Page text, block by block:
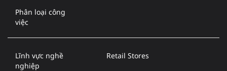
Phân loại công
việc
Lĩnh vực nghề
nghiệp
Retail Stores